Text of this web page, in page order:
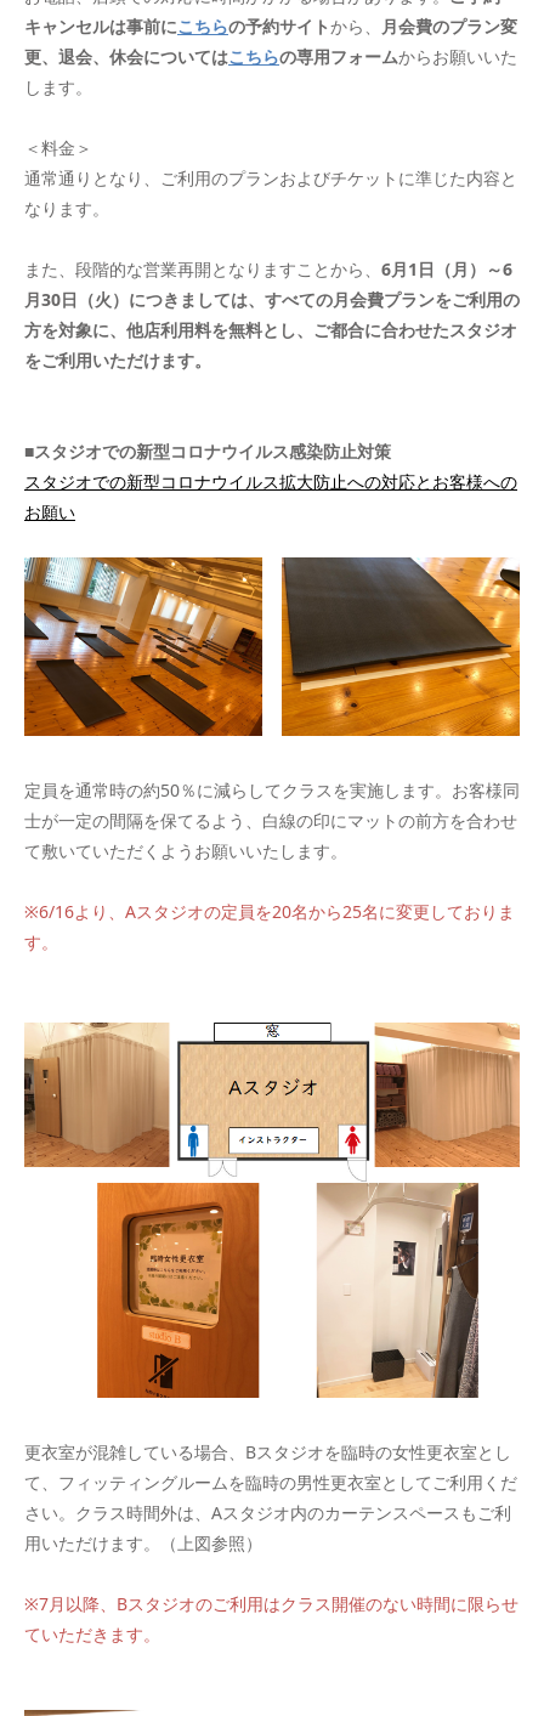
キャンセルは事前にこちらの予約サイトから、
月会費のプラン変
更、退会、休会についてはこちらの専用フォームからお願いいた
します。
＜料金＞
通常通りとなり、ご利用のプランおよびチケットに準じた内容と
なります。
また、段階的な営業再開となりますことから、 6月1日（月）～6
月30日（火）につきましては、すべての月会費プランをご利用の
方を対象に、他店利用料を無料とし、ご都合に合わせたスタジオ
をご利用いただけます。
■スタジオでの新型コロナウイルス感染防止対策
スタジオでの新型コロナウイルス拡大防止への対応とお客様への
お願い
定員を通常時の約50％に減らしてクラスを実施します。お客様同
士が一定の間隔を保てるよう、白線の印にマットの前方を合わせ
て敷いていただくようお願いいたします。
※6/16より、Aスタジオの定員を20名から25名に変更しておりま
す。
更衣室が混雑している場合、Bスタジオを臨時の女性更衣室とし
て、フィッティングルームを臨時の男性更衣室としてご利用くだ
さい。クラス時間外は、Aスタジオ内のカーテンスペースもご利
用いただけます。（上図参照）
※7月以降、Bスタジオのご利用はクラス開催のない時間に限らせ
ていただきます。